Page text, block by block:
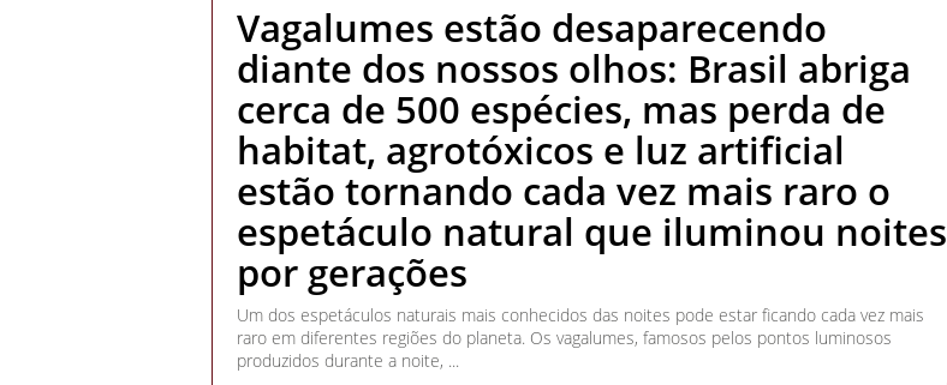
Vagalumes estão desaparecendo
diante dos nossos olhos: Brasil abriga
cerca de 500 espécies, mas perda de
habitat, agrotóxicos e luz artificial
estão tornando cada vez mais raro o
espetáculo natural que iluminou noites
por gerações
Um dos espetáculos naturais mais conhecidos das noites pode estar ficando cada vez mais
raro em diferentes regiões do planeta. Os vagalumes, famosos pelos pontos luminosos
produzidos durante a noite, ...